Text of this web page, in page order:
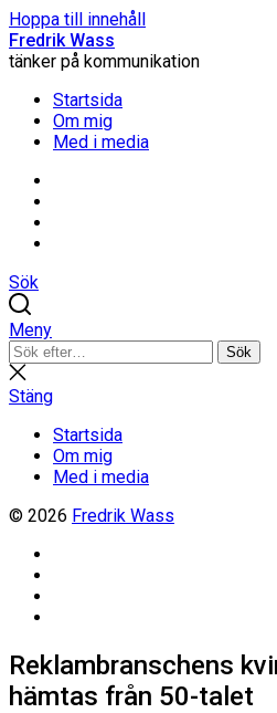
Hoppa till innehåll
Fredrik Wass
tänker på kommunikation
Startsida
Om mig
Med i media
Sök
Meny
Sök
efter:
Sök
Stäng
sökning
Stäng
Startsida
Om mig
Med i media
© 2026 Fredrik Wass
Reklambranschens
hämtas från 50-talet